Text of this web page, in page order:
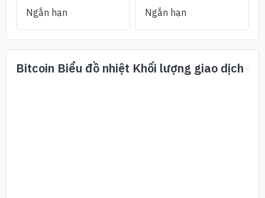
Ngắn hạn
Ngắn hạn
Bitcoin Biểu đồ nhiệt Khối lượng giao dịch